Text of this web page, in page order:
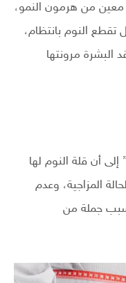
معين من هرمون النمو،
تقطع النوم بانتظام،
البشرة مرونتها
أن قلة النوم لها
المزاجية، وعدم
جملة من